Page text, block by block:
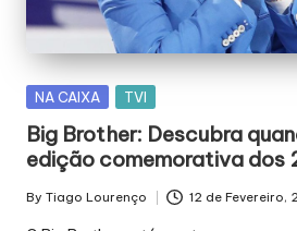
E
J
Á
F
O
I
Posted
NA CAIXA TVI
Big Brother: Descubra
edição comemorativa dos
Posted
By Tiago Lourenço 12 de Fevereiro,